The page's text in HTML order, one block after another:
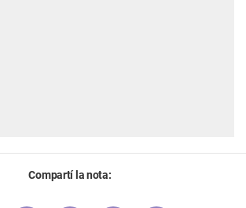
Compartí la nota: